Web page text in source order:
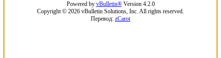
Powered by vBulletin®Version 4.2.0
Copyright © 2026 vBulletin Solutions, Inc. All rights reserved.
Перевод: zCarot